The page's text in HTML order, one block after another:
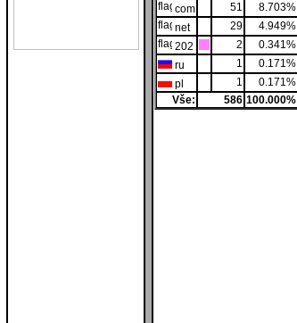
com
51
8.703%
net
29
4.949%
202
2
0.341%
ru
1
0.171%
pl
1
0.171%
Vše:
586 100.000%